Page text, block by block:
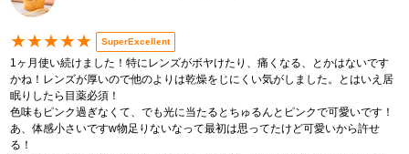
★★★★★ SuperExcellent
1ヶ月使い続けました！特にレンズがボヤけたり、痛くなる、とかはないです
かね！レンズが厚いので他のよりは乾燥をじにくい気がしました。とはいえ居
眠りしたら目薬必須！
色味もピンク過ぎなくて、でも光に当たるとちゅるんとピンクで可愛いです！
あ、体感小さいですw物足りないなって最初は思ってたけど可愛いから許せ
る！